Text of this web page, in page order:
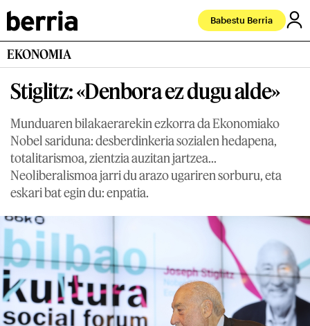
Babestu Berria
EKONOMIA
Stiglitz: «Denbora ez dugu alde»
Munduaren bilakaerarekin ezkorra da Ekonomiako
Nobel sariduna: desberdinkeria sozialen hedapena,
totalitarismoa, zientzia auzitan jartzea...
Neoliberalismoa jarri du arazo ugariren sorburu, eta
eskari bat egin du: enpatia.